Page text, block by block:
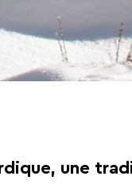
une